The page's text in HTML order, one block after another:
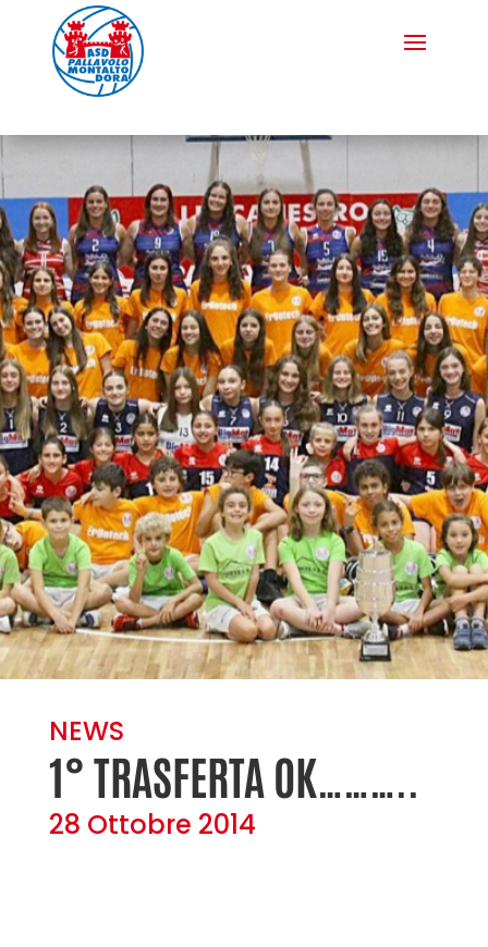
NEWS
1° TRASFERTA OK………..
28 Ottobre 2014